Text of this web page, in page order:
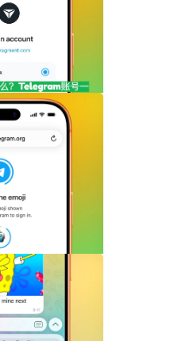
应功能详解：AI回